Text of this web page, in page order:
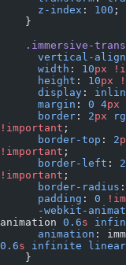
      z-index
: 100 ;
    }
.immersive-
      vertical-align
      width
: 10px
      height
: 10px
      display
:
      margin
: 0 4px
      border
: 2px
!important ;
      border-top
: 2
!important ;
      border-left
: 2
!important ;
      border-radius
:
      padding
: 0
-webkit-
animation 0.6s
      animation
0.6s infinite linear
    }